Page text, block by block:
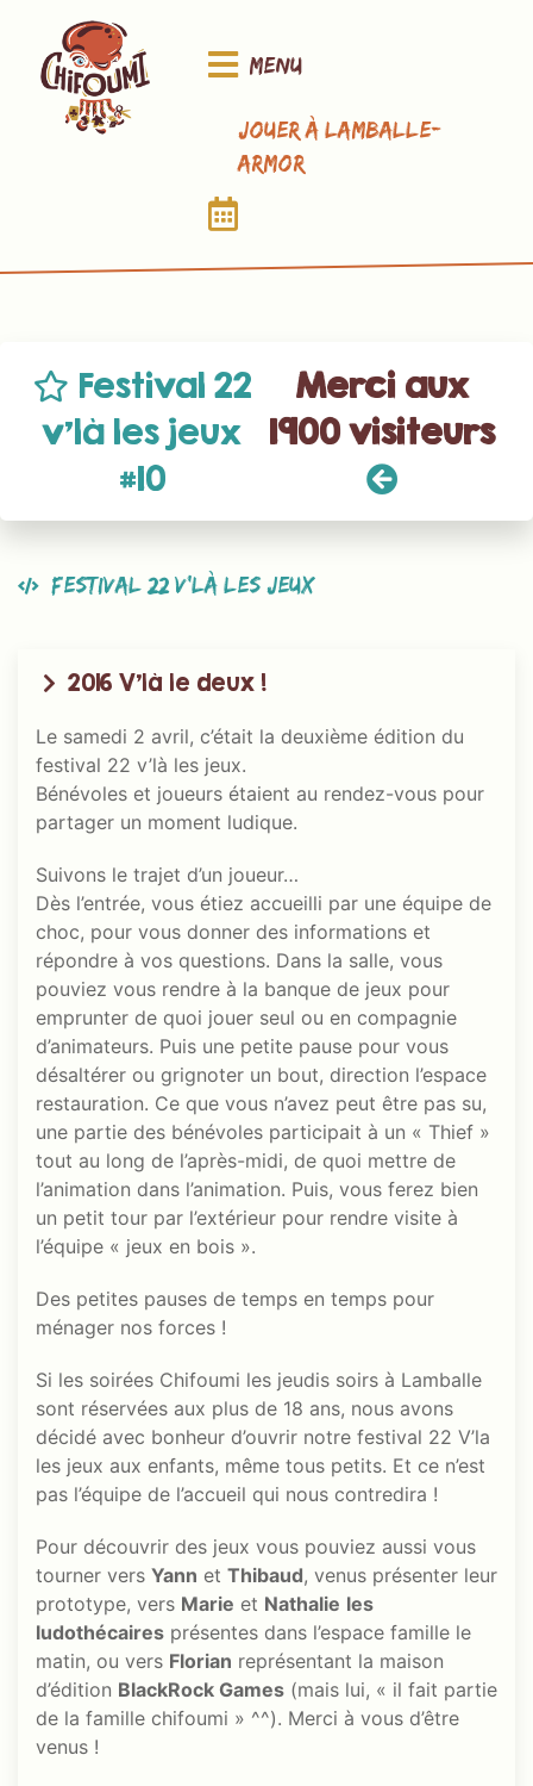
Menu
Jouer à Lamballe-
Armor
Festival 22
v’là les jeux
#10
Merci aux
1900 visiteurs
Festival 22 V’là les jeux
2016 V’là le deux !
Le samedi 2 avril, c’était la deuxième édition du
festival 22 v’là les jeux.
Bénévoles et joueurs étaient au rendez-vous pour
partager un moment ludique.
Suivons le trajet d’un joueur…
Dès l’entrée, vous étiez accueilli par une équipe de
choc, pour vous donner des informations et
répondre à vos questions. Dans la salle, vous
pouviez vous rendre à la banque de jeux pour
emprunter de quoi jouer seul ou en compagnie
d’animateurs. Puis une petite pause pour vous
désaltérer ou grignoter un bout, direction l’espace
restauration. Ce que vous n’avez peut être pas su,
une partie des bénévoles participait à un « Thief »
tout au long de l’après-midi, de quoi mettre de
l’animation dans l’animation. Puis, vous ferez bien
un petit tour par l’extérieur pour rendre visite à
l’équipe « jeux en bois ».
Des petites pauses de temps en temps pour
ménager nos forces !
Si les soirées Chifoumi les jeudis soirs à Lamballe
sont réservées aux plus de 18 ans, nous avons
décidé avec bonheur d’ouvrir notre festival 22 V’la
les jeux aux enfants, même tous petits. Et ce n’est
pas l’équipe de l’accueil qui nous contredira !
Pour découvrir des jeux vous pouviez aussi vous
tourner vers Yann et Thibaud, venus présenter leur
prototype, vers Marie et Nathalie les
ludothécaires présentes dans l’espace famille le
matin, ou vers Florian représentant la maison
d’édition BlackRock Games (mais lui, « il fait partie
de la famille chifoumi » ^^). Merci à vous d’être
venus !